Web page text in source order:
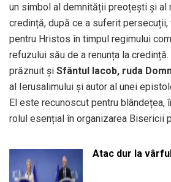
un simbol al demnității preoțești și al
credință, după ce a suferit
pentru Hristos în timpul regimului
refuzului său de a renunța la
prăznuit și Sfântul Iacob, ruda
al Ierusalimului și autor al unei
El este recunoscut pentru blândețea,
rolul esențial în organizarea Bisericii
Atac dur la